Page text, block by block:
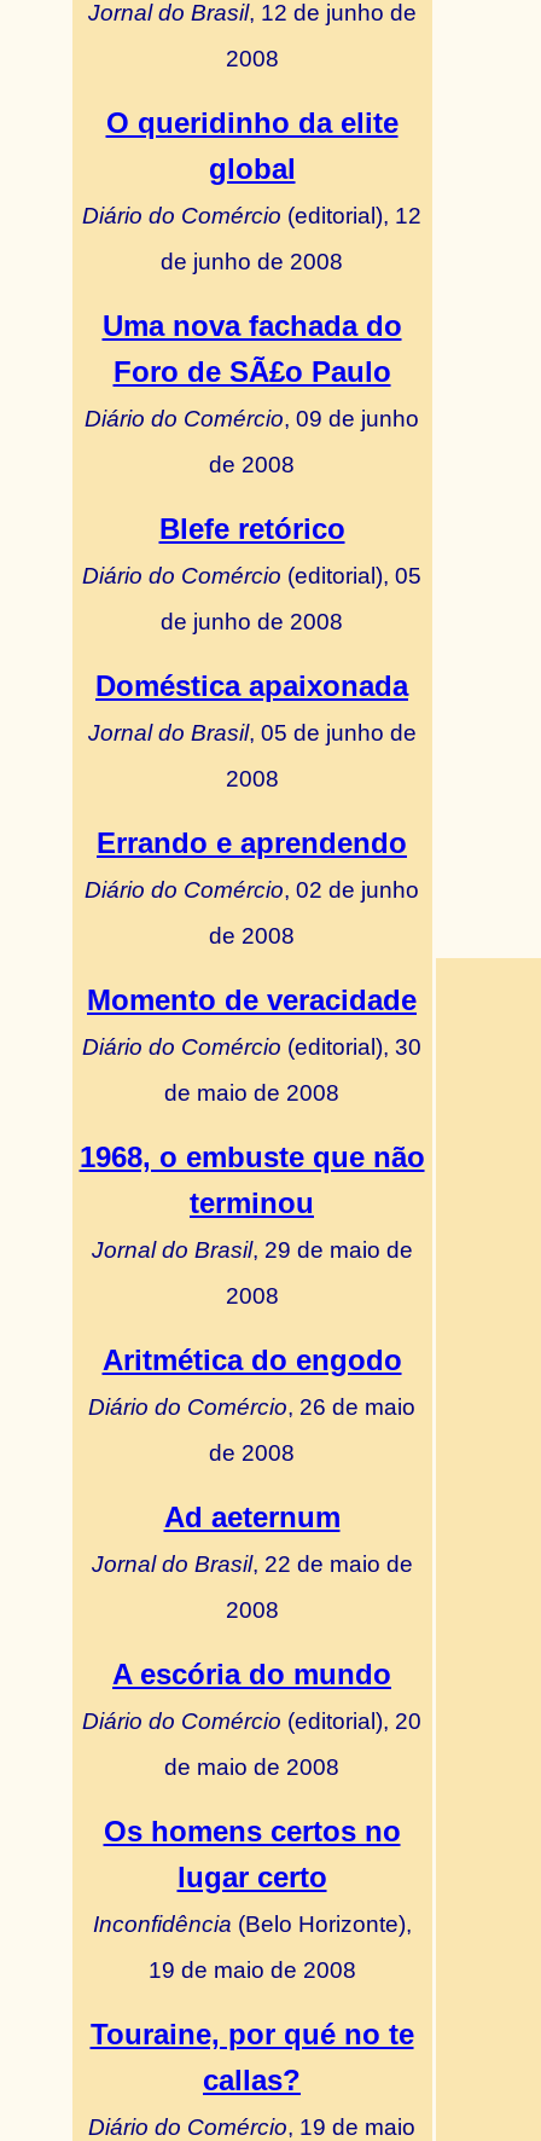
Jornal do Brasil, 12 de junho de
2008
O queridinho da elite
global
Diário do Comércio (editorial), 12
de junho de 2008
Uma nova fachada do
Foro de SÃ£o Paulo
Diário do Comércio, 09 de junho
de 2008
Blefe retórico
Diário do Comércio (editorial), 05
de junho de 2008
Doméstica apaixonada
Jornal do Brasil, 05 de junho de
2008
Errando e aprendendo
Diário do Comércio, 02 de junho
de 2008
Momento de veracidade
Diário do Comércio (editorial), 30
de maio de 2008
1968, o embuste que não
terminou
Jornal do Brasil, 29 de maio de
2008
Aritmética do engodo
Diário do Comércio, 26 de maio
de 2008
Ad aeternum
Jornal do Brasil, 22 de maio de
2008
A escória do mundo
Diário do Comércio (editorial), 20
de maio de 2008
Os homens certos no
lugar certo
Inconfidência (Belo Horizonte),
19 de maio de 2008
Touraine, por qué no te
callas?
Diário do Comércio, 19 de maio